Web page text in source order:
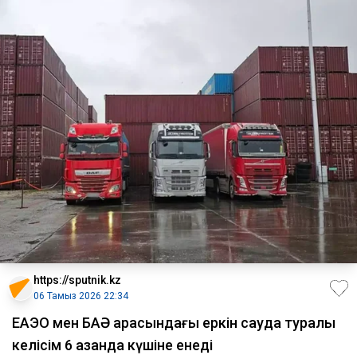
https://sputnik.kz
06 Тамыз 2026 22:34
ЕАЭО мен БАӘ арасындағы еркін сауда туралы
келісім 6 қазанда күшіне енеді